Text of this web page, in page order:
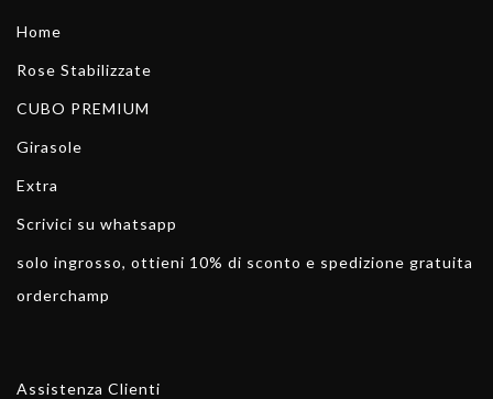
Home
Rose Stabilizzate
CUBO PREMIUM
Girasole
Extra
Scrivici su whatsapp
solo ingrosso, ottieni 10% di sconto e spedizione gratuita
orderchamp
Assistenza Clienti